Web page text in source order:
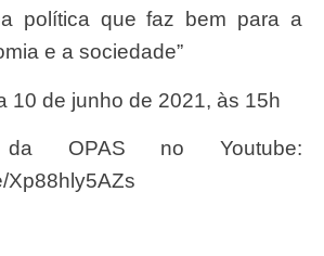
política que faz bem para a
e a sociedade”
10 de junho de 2021, às 15h
Xp88hly5AZs